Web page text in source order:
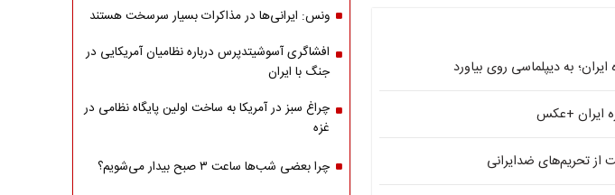
به دیپلماسی روی بیاورد
ایران +عکس
از تحریم‌های ضدایرانی
ونس: ایرانی‌ها در مذاکرات بسیار سرسخت هستند
افشاگری آسوشیتدپرس درباره نظامیان آمریکایی در
جنگ با ایران
چراغ سبز در آمریکا به ساخت اولین پایگاه نظامی در
غزه
چرا بعضی شب‌ها ساعت ۳ صبح بیدار می‌شویم؟